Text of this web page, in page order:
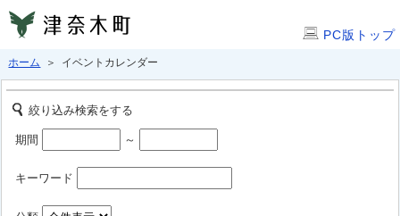
PC版トップ
ホーム ＞ イベントカレンダー
絞り込み検索をする
期間 ～
キーワード